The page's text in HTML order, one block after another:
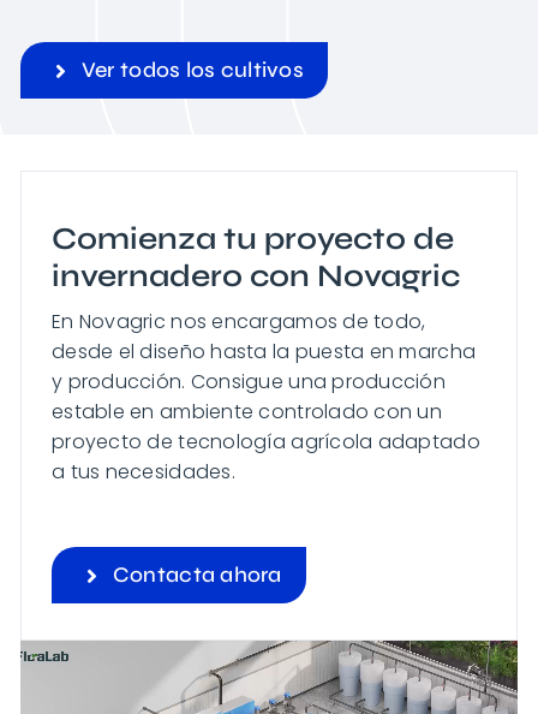
Ver todos los cultivos
Comienza tu proyecto de
invernadero con Novagric
En Novagric nos encargamos de todo,
desde el diseño hasta la puesta en marcha
y producción. Consigue una producción
estable en ambiente controlado con un
proyecto de tecnología agrícola adaptado
a tus necesidades.
Contacta ahora